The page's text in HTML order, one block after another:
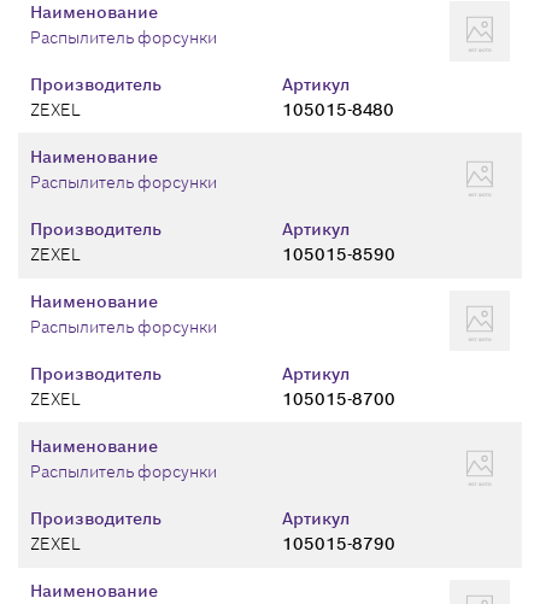
Производитель
ZEXEL
Артикул
105015-8480
Наименование
Распылитель форсунки
Производитель
ZEXEL
Артикул
105015-8590
Наименование
Распылитель форсунки
Производитель
ZEXEL
Артикул
105015-8700
Наименование
Распылитель форсунки
Производитель
ZEXEL
Артикул
105015-8790
Наименование
Распылитель форсунки
Наименование